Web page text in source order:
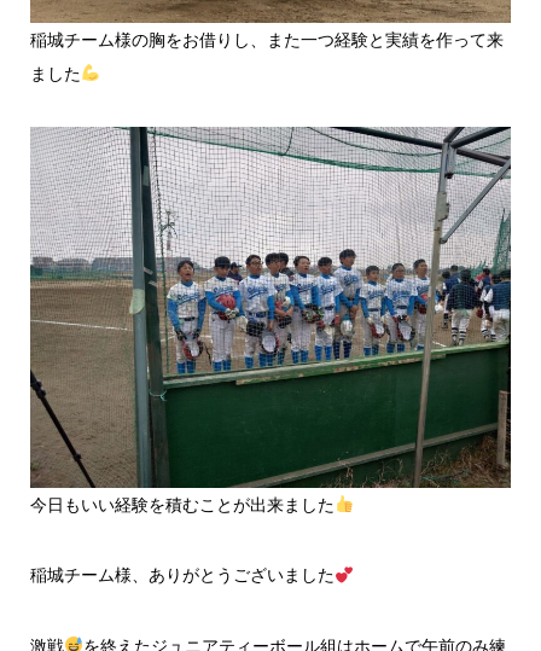
稲城チーム様の胸をお借りし、また一つ経験と実績を作って来
ました
今日もいい経験を積むことが出来ました
稲城チーム様、ありがとうございました
激戦 を終えたジュニアティーボール組はホームで午前のみ練